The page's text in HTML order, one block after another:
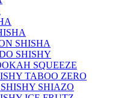
SHISHA
SHISHY
SQUEEZE
TABOO ZERO
SHIAZO